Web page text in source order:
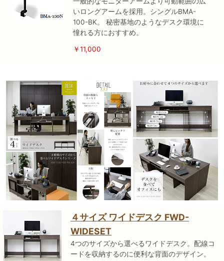
いロングアームを採用。シングルBMA-
100-BK。 秘密基地のようなデスク環境に
憧れる方におすすめ。
￥11,000
４サイズ ワイドデスク FWD-
WIDESET
4つのサイズから選べるワイドデスク。配線コ
ードを収納するのに便利な背面のデザイン。